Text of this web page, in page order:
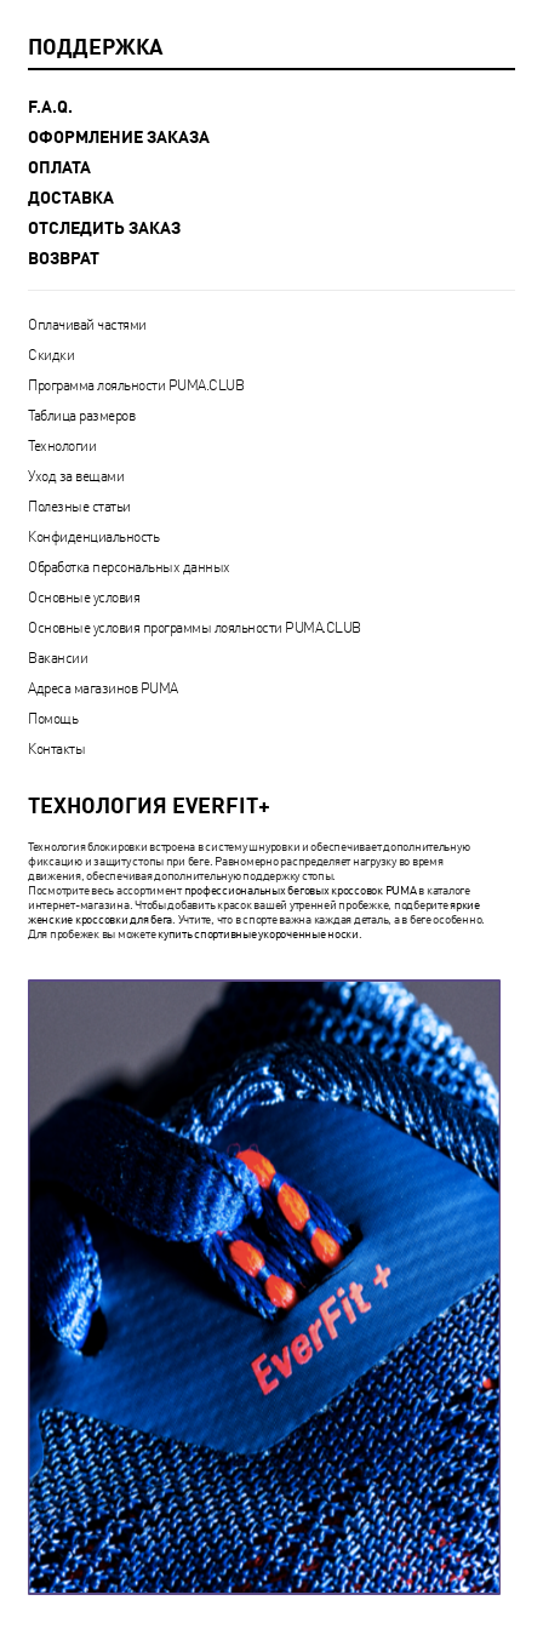
ТЕХНОЛОГИЯ EVERFIT+
Технология блокировки встроена в систему шнуровки и обеспечивает дополнительную
фиксацию и защиту стопы при беге. Равномерно распределяет нагрузку во время
движения, обеспечивая дополнительную поддержку стопы.
Посмотрите весь ассортиментпрофессиональных беговых кроссовок PUMAв каталоге
интернет-магазина. Чтобы добавить красок вашей утренней пробежке, подберитеяркие
женские кроссовки для бега . Учтите, что в спорте важна каждая деталь, а в беге особенно.
Для пробежек вы можетекупить спортивные укороченные носки
ПОДДЕРЖКА
F.A.Q.
ОФОРМЛЕНИЕ ЗАКАЗА
ОПЛАТА
ДОСТАВКА
ОТСЛЕДИТЬ ЗАКАЗ
ВОЗВРАТ
Оплачивай частями
Скидки
Программа лояльности PUMA.CLUB
Таблица размеров
Технологии
Уход за вещами
Полезные статьи
Конфиденциальность
Обработка персональных данных
Основные условия
Основные условия программы лояльности PUMA.CLUB
Вакансии
Адреса магазинов PUMA
Помощь
Контакты